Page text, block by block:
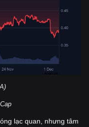
lạc quan, nhưng tâm